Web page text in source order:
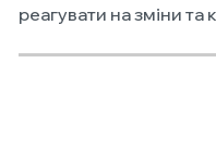
реагувати на зміни та